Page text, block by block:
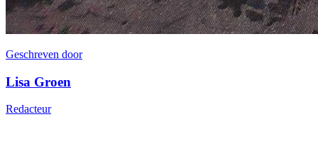
Geschreven door
Lisa Groen
Redacteur